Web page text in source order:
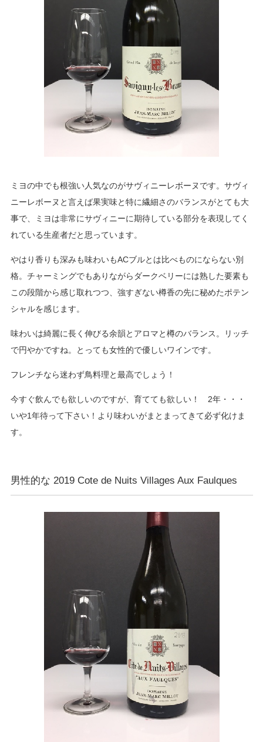
ミヨの中でも根強い人気なのがサヴィニーレボーヌです。サヴィ
ニーレボーヌと言えば果実味と特に繊細さのバランスがとても大
事で、ミヨは非常にサヴィニーに期待している部分を表現してく
れている生産者だと思っています。
やはり香りも深みも味わいもACブルとは比べものにならない別
格。チャーミングでもありながらダークベリーには熟した要素も
この段階から感じ取れつつ、強すぎない樽香の先に秘めたポテン
シャルを感じます。
味わいは綺麗に長く伸びる余韻とアロマと樽のバランス。リッチ
で円やかですね。とっても女性的で優しいワインです。
フレンチなら迷わず鳥料理と最高でしょう！
今すぐ飲んでも欲しいのですが、育てても欲しい！ 2年・・・
いや1年待って下さい！より味わいがまとまってきて必ず化けま
す。
男性的な 2019 Cote de Nuits Villages Aux Faulques